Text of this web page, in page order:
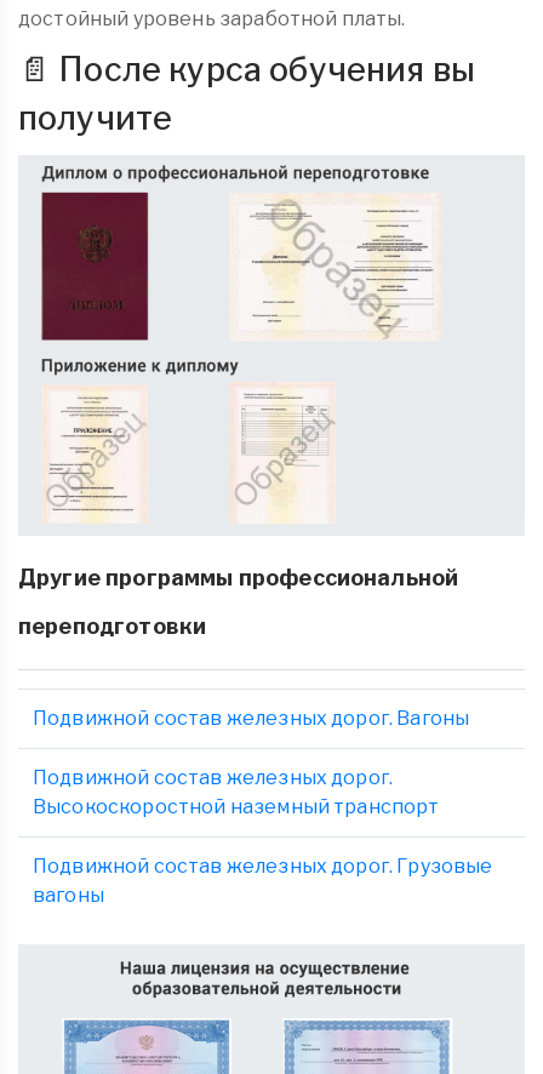
достойный уровень заработной платы.
📄 После курса обучения вы
получите
Другие программы профессиональной
переподготовки
Подвижной состав железных дорог. Вагоны
Подвижной состав железных дорог.
Высокоскоростной наземный транспорт
Подвижной состав железных дорог. Грузовые
вагоны